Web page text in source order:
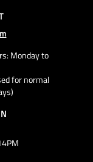
Monday to
for normal